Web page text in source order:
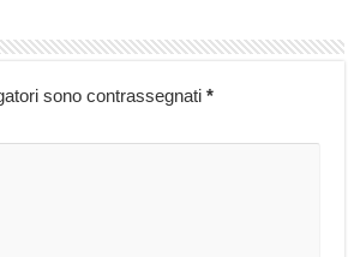
sono contrassegnati *